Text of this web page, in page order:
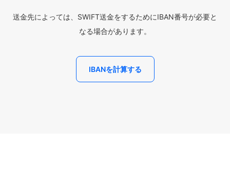
送金先によっては、SWIFT送金をするためにIBAN番号が必要と
なる場合があります。
IBANを計算する